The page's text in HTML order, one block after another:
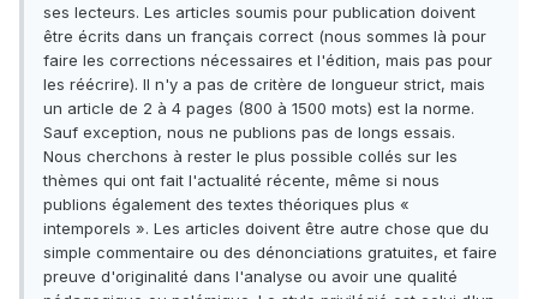
ses lecteurs. Les articles soumis pour publication doivent
être écrits dans un français correct (nous sommes là pour
faire les corrections nécessaires et l'édition, mais pas pour
les réécrire). Il n'y a pas de critère de longueur strict, mais
un article de 2 à 4 pages (800 à 1500 mots) est la norme.
Sauf exception, nous ne publions pas de longs essais.
Nous cherchons à rester le plus possible collés sur les
thèmes qui ont fait l'actualité récente, même si nous
publions également des textes théoriques plus «
intemporels ». Les articles doivent être autre chose que du
simple commentaire ou des dénonciations gratuites, et faire
preuve d'originalité dans l'analyse ou avoir une qualité